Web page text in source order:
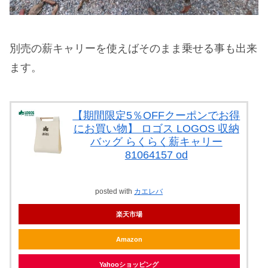
別売の薪キャリーを使えばそのまま乗せる事も出来
ます。
【期間限定5％OFFクーポンでお得
にお買い物】 ロゴス LOGOS 収納
バッグ らくらく薪キャリー
81064157 od
posted with カエレバ
楽天市場
Amazon
Yahooショッピング